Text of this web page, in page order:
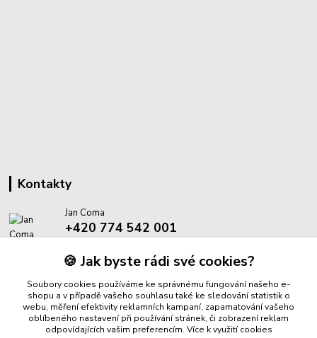
Kontakty
Jan Coma
+420 774 542 001
info@proantik.cz🍪 Jak byste rádi své cookies?
Soubory cookies používáme ke správnému fungování našeho e-
shopu a v případě vašeho souhlasu také ke sledování statistik o
webu, měření efektivity reklamních kampaní, zapamatování vašeho
oblíbeného nastavení při používání stránek, či zobrazení reklam
odpovídajících vašim preferencím. Více k využití cookies